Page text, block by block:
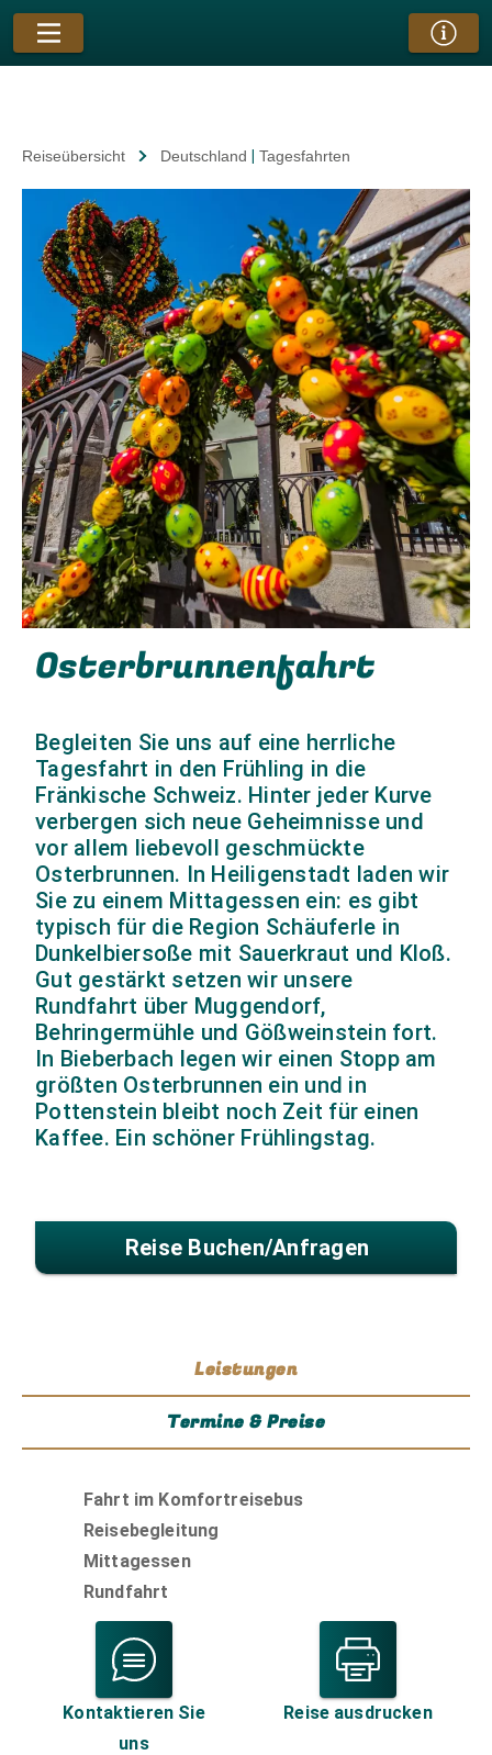
Reiseübersicht Deutschland Tagesfahrten
Osterbrunnenfahrt
Begleiten Sie uns auf eine herrliche
Tagesfahrt in den Frühling in die
Fränkische Schweiz. Hinter jeder Kurve
verbergen sich neue Geheimnisse und
vor allem liebevoll geschmückte
Osterbrunnen. In Heiligenstadt laden wir
Sie zu einem Mittagessen ein: es gibt
typisch für die Region Schäuferle in
Dunkelbiersoße mit Sauerkraut und Kloß.
Gut gestärkt setzen wir unsere
Rundfahrt über Muggendorf,
Behringermühle und Gößweinstein fort.
In Bieberbach legen wir einen Stopp am
größten Osterbrunnen ein und in
Pottenstein bleibt noch Zeit für einen
Kaffee. Ein schöner Frühlingstag.
Reise Buchen/anfragen
Leistungen
Termine & Preise
Fahrt im Komfortreisebus
Reisebegleitung
Mittagessen
Rundfahrt
Kontaktieren Sie
uns
Reise ausdrucken